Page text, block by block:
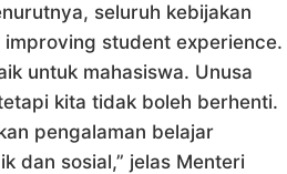
seluruh kebijakan
student experience.
untuk mahasiswa. Unusa
kita tidak boleh berhenti.
pengalaman belajar
dan sosial,” jelas Menteri